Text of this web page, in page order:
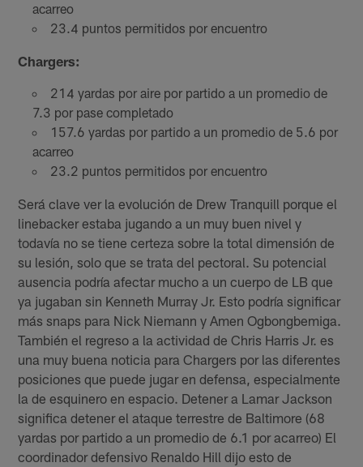
acarreo
23.4 puntos permitidos por encuentro
Chargers:
214 yardas por aire por partido a un promedio de
7.3 por pase completado
157.6 yardas por partido a un promedio de 5.6 por
acarreo
23.2 puntos permitidos por encuentro
Será clave ver la evolución de Drew Tranquill porque el
linebacker estaba jugando a un muy buen nivel y
todavía no se tiene certeza sobre la total dimensión de
su lesión, solo que se trata del pectoral. Su potencial
ausencia podría afectar mucho a un cuerpo de LB que
ya jugaban sin Kenneth Murray Jr. Esto podría significar
más snaps para Nick Niemann y Amen Ogbongbemiga.
También el regreso a la actividad de Chris Harris Jr. es
una muy buena noticia para Chargers por las diferentes
posiciones que puede jugar en defensa, especialmente
la de esquinero en espacio. Detener a Lamar Jackson
significa detener el ataque terrestre de Baltimore (68
yardas por partido a un promedio de 6.1 por acarreo) El
coordinador defensivo Renaldo Hill dijo esto de